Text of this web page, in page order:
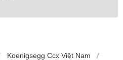
Koenigsegg Ccx Việt Nam